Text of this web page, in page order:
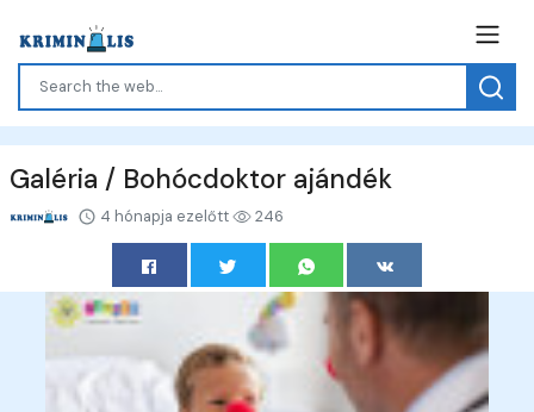
Galéria / Bohócdoktor ajándék
4 hónapja ezelőtt 246